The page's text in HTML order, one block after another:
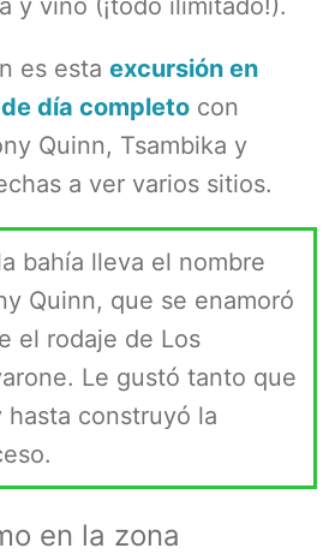
y vino (¡todo ilimitado!).
es esta excursión en
día completo con
Quinn, Tsambika y
a ver varios sitios.
bahía lleva el nombre
Quinn, que se enamoró
el rodaje de Los
Le gustó tanto que
hasta construyó la
en la zona